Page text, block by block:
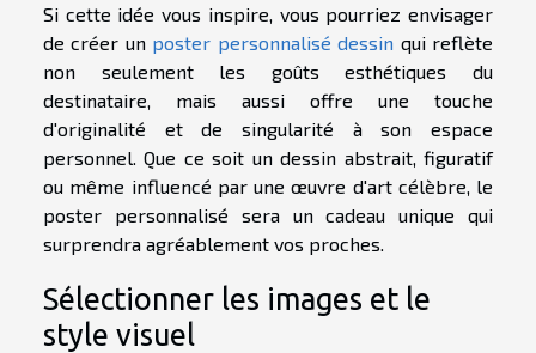
Si cette idée vous inspire, vous pourriez envisager
de créer un poster personnalisé dessin qui reflète
non seulement les goûts esthétiques du
destinataire, mais aussi offre une touche
d'originalité et de singularité à son espace
personnel. Que ce soit un dessin abstrait, figuratif
ou même influencé par une œuvre d'art célèbre, le
poster personnalisé sera un cadeau unique qui
surprendra agréablement vos proches.
Sélectionner les images et le
style visuel